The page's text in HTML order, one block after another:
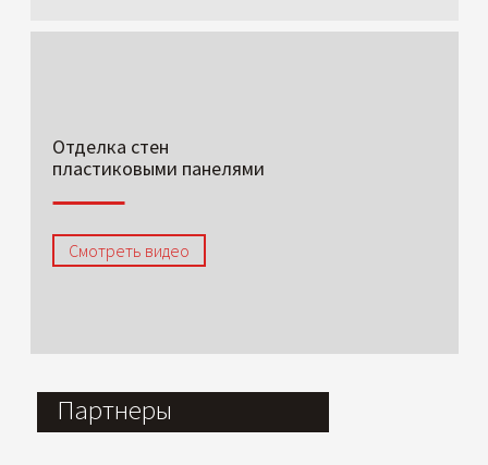
Отделка стен
пластиковыми панелями
Смотреть видео
Партнеры